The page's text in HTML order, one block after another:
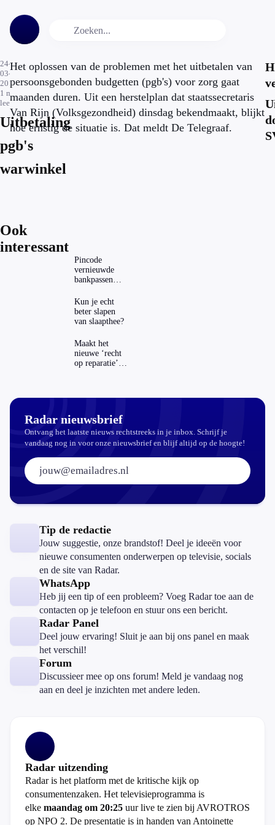
24-
03-
2015
1 min.
leestijd
Uitbetaling
pgb's
warwinkel
Het oplossen van de problemen met het uitbetalen van
persoonsgebonden budgetten (pgb's) voor zorg gaat
maanden duren. Uit een herstelplan dat staatssecretaris
Van Rijn (Volksgezondheid) dinsdag bekendmaakt, blijkt
hoe ernstig de situatie is. Dat meldt De Telegraaf.
Ook
interessant
Pincode
vernieuwde
bankpassen
ING-app: is dat
wel veilig?
Kun je echt
beter slapen
van slaapthee?
Maakt het
nieuwe ‘recht
op reparatie’
Radar nieuwsbrief
Ontvang het laatste nieuws rechtstreeks in je inbox. Schrijf je
vandaag nog in voor onze nieuwsbrief en blijf altijd op de hoogte!
E-mailadres:
Tip de redactie
Jouw suggestie, onze brandstof! Deel je ideeën voor
nieuwe consumenten onderwerpen op televisie, socials
en de site van Radar.
WhatsApp
Heb jij een tip of een probleem? Voeg Radar toe aan de
contacten op je telefoon en stuur ons een bericht.
Radar Panel
Deel jouw ervaring! Sluit je aan bij ons panel en maak
het verschil!
Forum
Discussieer mee op ons forum! Meld je vandaag nog
aan en deel je inzichten met andere leden.
Radar uitzending
Radar is het platform met de kritische kijk op
consumentenzaken. Het televisieprogramma is
elke maandag om 20:25 uur live te zien bij AVROTROS
op NPO 2. De presentatie is in handen van Antoinette